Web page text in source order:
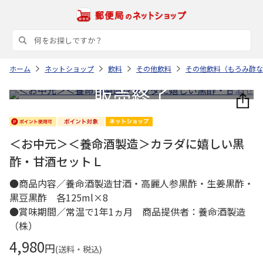
ホーム ネットショップ 飲料 その他飲料 その他飲料（もろみ酢
＜お中元＞＜養命酒製造＞カラダに嬉しい黒
酢・甘酒セットＬ
●商品内容／養命酒製造甘酒・高麗人参黒酢・生姜黒酢・
黒豆黒酢 各125ml×8
●賞味期間／常温で1年1ヵ月 商品提供者：養命酒製造
（株）
4,980円(送料・税込)